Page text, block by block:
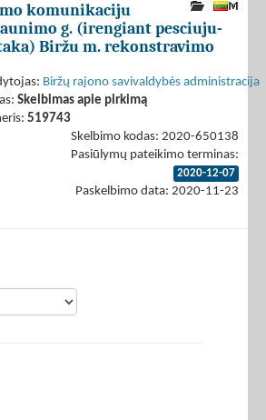
komunikaciju
g. (irengiant pesciuju-
Biržu m. rekonstravimo
Biržų rajono savivaldybės administracija
Skelbimas apie pirkimą
519743
Skelbimo kodas: 2020-650138
Pasiūlymų pateikimo terminas:
2020-12-07
Paskelbimo data: 2020-11-23